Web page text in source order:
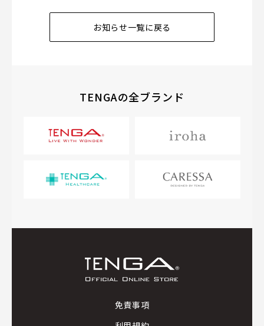
お知らせ一覧に戻る
TENGAの全ブランド
免責事項